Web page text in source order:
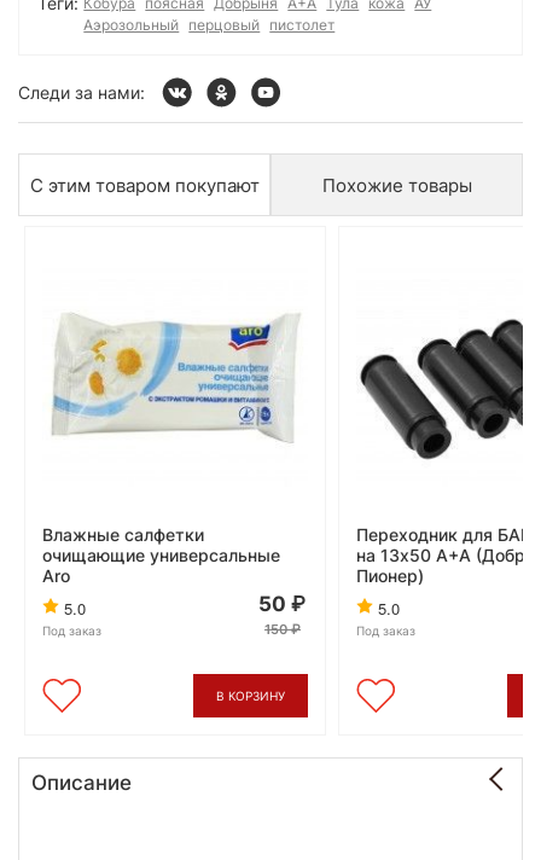
Аэрозольный перцовый пистолет
Следи за нами:
С этим товаром покупают Похожие товары
Влажные салфетки
очищающие универсальные
Aro
5.0
Под заказ
50
150
В КОРЗИНУ
Переходник для БАМ
на 13x50 А+А
Пионер)
5.0
Под заказ
Описание